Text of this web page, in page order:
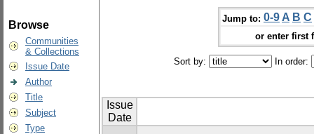
Browse
Communities
& Collections
Issue Date
Author
Title
Subject
Type
Jump to: 0-9 A B C
or enter first
Sort by: In order:
Issue
Date